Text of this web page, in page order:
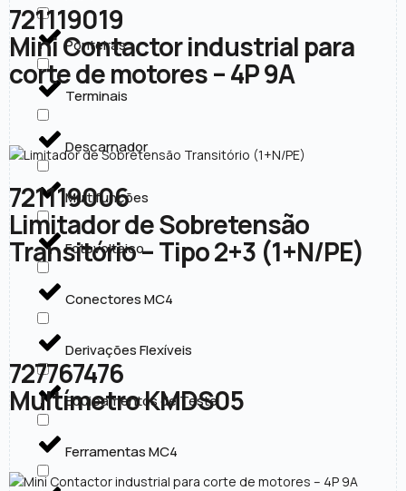
Ponteiras
Terminais
Descarnador
Multifunções
Fotovoltaico
Conectores MC4
Derivações Flexíveis
Equipamentos de Teste
Ferramentas MC4
721119019
Mini Contactor industrial para
corte de motores – 4P 9A
721119006
Limitador de Sobretensão
Transitório – Tipo 2+3 (1+N/PE)
727767476
Multímetro KMDS05